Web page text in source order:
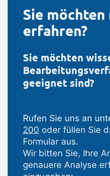
Sie möchten
erfahren?
Sie möchten
geeignet sind?
Rufen Sie uns an
200 oder füllen Sie
Formular aus.
Wir bitten Sie, Ihre
genauere Analyse